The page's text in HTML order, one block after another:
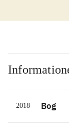
komet
stjernestøv,
mere
sin
Wells
utopier og
fx iA
2018 Bog